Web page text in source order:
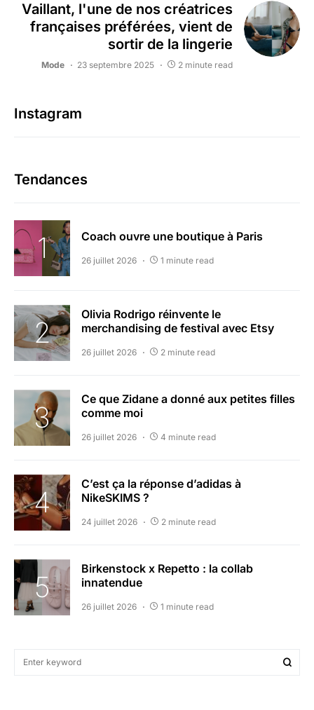
Vaillant, l'une de nos créatrices
françaises préférées, vient de
sortir de la lingerie
Mode 23 septembre 2025 2 minute read
Instagram
Tendances
Coach ouvre une boutique à Paris
26 juillet 2026 1 minute read
Olivia Rodrigo réinvente le
merchandising de festival avec Etsy
26 juillet 2026 2 minute read
Ce que Zidane a donné aux petites filles
comme moi
26 juillet 2026 4 minute read
C’est ça la réponse d’adidas à
NikeSKIMS ?
24 juillet 2026 2 minute read
Birkenstock x Repetto : la collab
innatendue
26 juillet 2026 1 minute read